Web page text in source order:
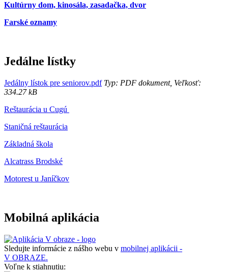
Kultúrny dom, kinosála, zasadačka, dvor
Farské oznamy
Jedálne lístky
Jedálny lístok pre seniorov.pdfTyp: PDF dokument, Veľkosť:
334.27 kB
Reštaurácia u Cugú
Staničná reštaurácia
Základná škola
Alcatrass Brodské
Motorest u Janíčkov
Mobilná aplikácia
Sledujte informácie z nášho webu v mobilnej aplikácii -
V OBRAZE.
Voľne k stiahnutiu: